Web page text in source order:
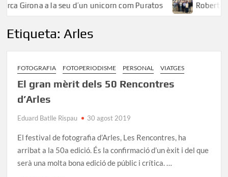
Girona a la seu d’un unicorn com Puratos Roberto
Etiqueta:Arles
FOTOGRAFIA FOTOPERIODISME PERSONAL VIATGES
El gran mèrit dels 50 Rencontres
d’Arles
Eduard Batlle Rispau 30 agost 2019
El festival de fotografia d’Arles, Les Rencontres, ha
arribat a la 50a edició. És la confirmació d’un èxit i del que
serà una molta bona edició de públic i crítica. …